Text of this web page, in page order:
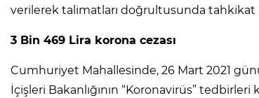
verilerek talimatları doğrultusunda tahkikat
3 Bin 469 Lira korona cezası
Cumhuriyet Mahallesinde, 26 Mart 2021
İçişleri Bakanlığının “Koronavirüs”